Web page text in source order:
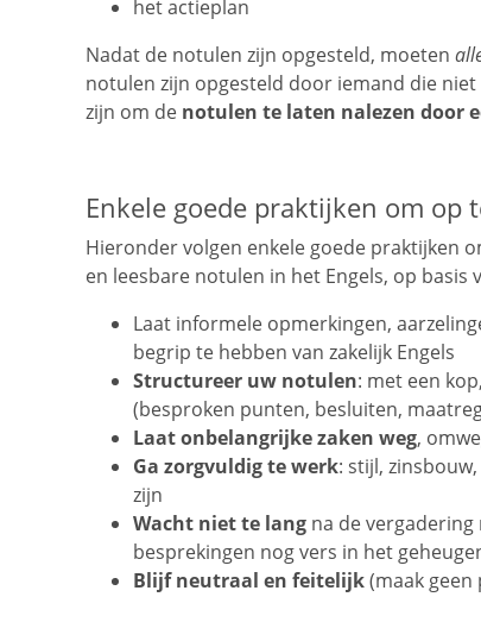
het actieplan
Nadat de notulen zijn opgesteld, moeten
notulen zijn opgesteld door iemand die
zijn om de notulen te laten nalezen door
Enkele goede praktijken om
Hieronder volgen enkele goede praktijken
en leesbare notulen in het Engels, op
Laat informele opmerkingen,
begrip te hebben van zakelijk Engels
Structureer uw notulen: met een
(besproken punten, besluiten,
Laat onbelangrijke zaken weg,
Ga zorgvuldig te werk: stijl,
zijn
Wacht niet te lang na de
besprekingen nog vers in het
Blijf neutraal en feitelijk(maak